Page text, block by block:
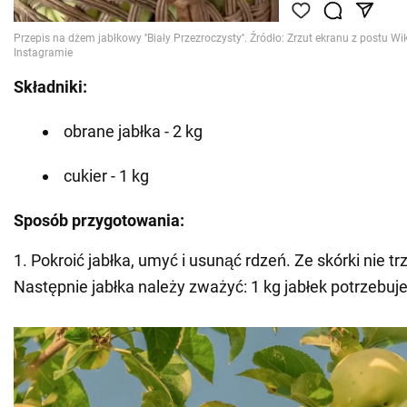
Składniki:
obrane jabłka - 2 kg
cukier - 1 kg
Sposób przygotowania:
1. Pokroić jabłka, umyć i usunąć rdzeń. Ze skórki nie
Następnie jabłka należy zważyć: 1 kg jabłek